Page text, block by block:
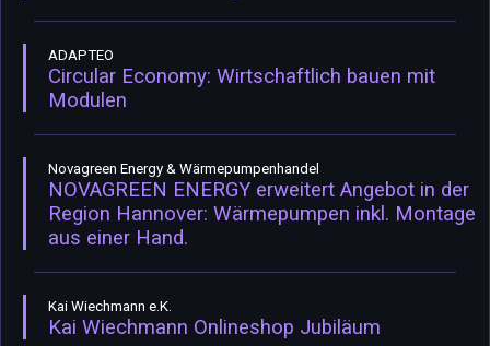
ADAPTEO
Circular Economy: Wirtschaftlich bauen mit
Modulen
Novagreen Energy & Wärmepumpenhandel
NOVAGREEN ENERGY erweitert Angebot in der
Region Hannover: Wärmepumpen inkl. Montage
aus einer Hand.
Kai Wiechmann e.K.
Kai Wiechmann Onlineshop Jubiläum